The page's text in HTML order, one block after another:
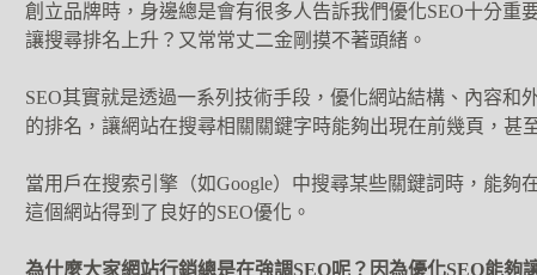
創立品牌時，身邊總是會有很多人告訴我們優化SEO十分重
讓搜尋排名上升？又常常丈二金剛摸不著頭緒。
SEO其實就是透過一系列技術手段，優化網站結構、內容和
的排名，讓網站在搜尋相關關鍵字時能夠出現在前幾頁，甚
當用戶在搜索引擎（如Google）中搜尋某些關鍵詞時，能夠
這個網站得到了良好的SEO優化。
為什麼大家網站行銷總是在強調SEO呢？因為優化SEO能夠